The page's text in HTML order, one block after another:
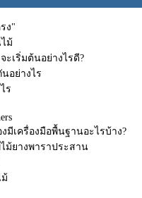
ง"
ม้
ะเริ่มต้นอย่างไรดี?
อย่างไร
ร
มีเครื่องมือพื้นฐานอะไรบ้าง?
ม้ยางพาราประสาน